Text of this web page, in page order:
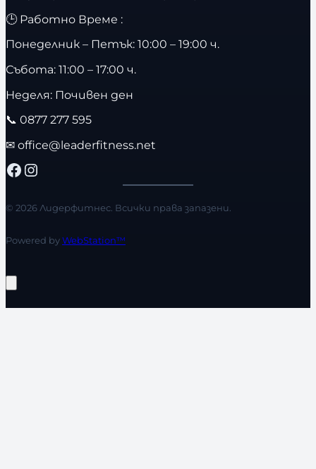
🕒 Работно Време :
Понеделник – Петък: 10:00 – 19:00 ч.
Събота: 11:00 – 17:00 ч.
Неделя: Почивен ден
📞 0877 277 595
✉ office@leaderfitness.net
Facebook Instagram
© 2026 Лидерфитнес. Всички права запазени.
Powered byWebStation™